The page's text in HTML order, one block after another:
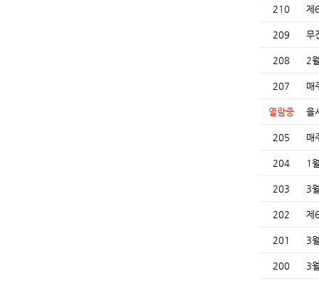
210 제
209 무
208 2
207 매
열람중 을
205 매
204 1
203 3
202 제
201 3
200 3